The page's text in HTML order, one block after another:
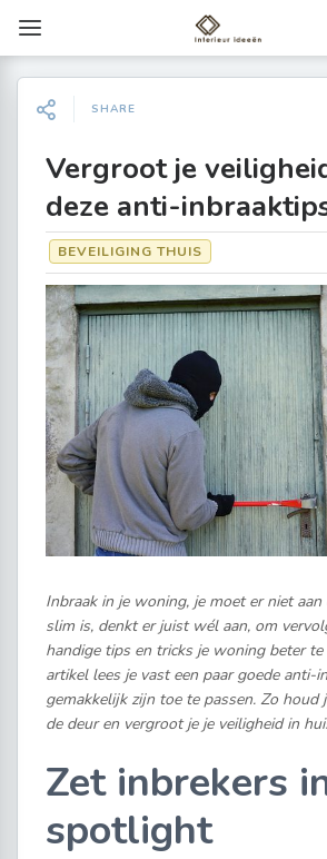
SHARE
Vergroot je
deze anti-
BEVEILIGING THUIS
Inbraak in je woning, je moet er niet
slim is, denkt er juist wél aan, om
handige tips en tricks je woning beter
artikel lees je vast een paar goede anti-
gemakkelijk zijn toe te passen. Zo houd
de deur en vergroot je je veiligheid in
Zet inbrekers
spotlight